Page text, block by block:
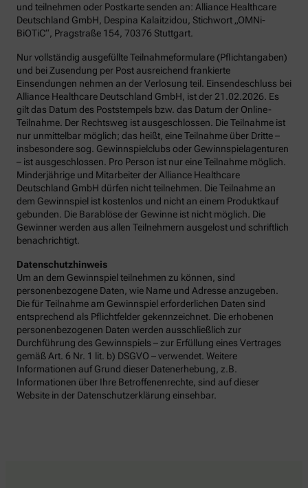
und teilnehmen oder Postkarte senden an: Alliance Healthcare
Deutschland GmbH, Despina Kalaitzidou, Stichwort „OMNi-
BiOTiC“, Pragstraße 154, 70376 Stuttgart.
Nur vollständig ausgefüllte Teilnahmeformulare (Pflichtangaben)
und bei Zusendung per Post ausreichend frankierte
Einsendungen nehmen an der Verlosung teil. Einsendeschluss bei
Alliance Healthcare Deutschland GmbH, ist der 21.02.2026. Es
gilt das Datum des Poststempels bzw. das Datum der Online-
Teilnahme. Der Rechtsweg ist ausgeschlossen. Die Teilnahme ist
nur unmittelbar möglich; das heißt, eine Teilnahme über Dritte –
insbesondere sog. Gewinnspielclubs oder Gewinnspielagenturen
– ist ausgeschlossen. Pro Person ist nur eine Teilnahme möglich.
Minderjährige und Mitarbeiter der Alliance Healthcare
Deutschland GmbH dürfen nicht teilnehmen. Die Teilnahme an
dem Gewinnspiel ist kostenlos und nicht an einem Produktkauf
gebunden. Die Barablöse der Gewinne ist nicht möglich. Die
Gewinner werden aus allen Teilnehmern ausgelost und schriftlich
benachrichtigt.
Datenschutzhinweis
Um an dem Gewinnspiel teilnehmen zu können, sind
personenbezogene Daten, wie Name und Adresse anzugeben.
Die für Teilnahme am Gewinnspiel erforderlichen Daten sind
entsprechend als Pflichtfelder gekennzeichnet. Die erhobenen
personenbezogenen Daten werden ausschließlich zur
Durchführung des Gewinnspiels – zur Erfüllung eines Vertrages
gemäß Art. 6 Nr. 1 lit. b) DSGVO – verwendet. Weitere
Informationen auf Grund dieser Datenerhebung, z.B.
Informationen über Ihre Betroffenenrechte, sind auf dieser
Website in der Datenschutzerklärung einsehbar.